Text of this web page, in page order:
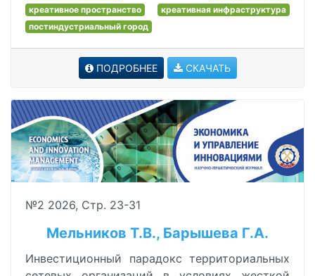
креативное пространство
креативная инфраструктура
постиндустриальный город
ПОДРОБНЕЕ СКАЧАТЬ
№2 2026, Стр. 23-31
Мельников Т.В., Барышева Г.А.
Инвестиционный парадокс территориальных